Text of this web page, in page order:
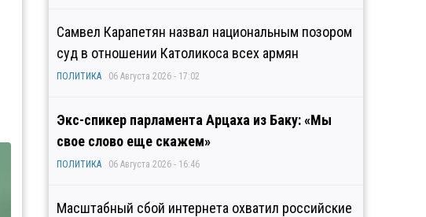
Самвел Карапетян назвал национальным позором
суд в отношении Католикоса всех армян
ПОЛИТИКА 06 Августа 2026 - 17:02
Экс-спикер парламента Арцаха из Баку: «Мы
свое слово еще скажем»
ПОЛИТИКА 06 Августа 2026 - 16:46
Масштабный сбой интернета охватил российские